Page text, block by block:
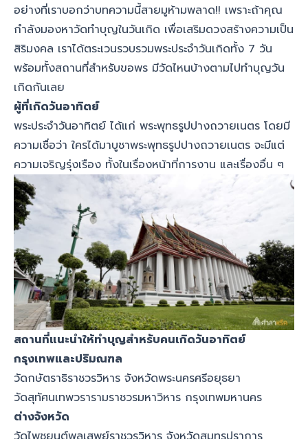
อย่างที่เราบอกว่าบทความนี้สายมูห้ามพลาด!! เพราะถ้าคุณ
กำลังมองหาวัดทำบุญในวันเกิด เพื่อเสริมดวงสร้างความเป็น
สิริมงคล เราได้ตระเวนรวบรวมพระประจำวันเกิดทั้ง 7 วัน
พร้อมทั้งสถานที่สำหรับขอพร มีวัดไหนบ้างตามไปทำบุญวัน
เกิดกันเลย
ผู้ที่เกิดวันอาทิตย์
พระประจำวันอาทิตย์ ได้แก่ พระพุทธรูปปางถวายเนตร โดยมี
ความเชื่อว่า ใครได้มาบูชาพระพุทธรูปปางถวายเนตร จะมีแต่
ความเจริญรุ่งเรือง ทั้งในเรื่องหน้าที่การงาน และเรื่องอื่น ๆ
สถานที่แนะนำให้ทำบุญสำหรับคนเกิดวันอาทิตย์
กรุงเทพและปริมณฑล
วัดกษัตราธิราชวรวิหาร จังหวัดพระนครศรีอยุธยา
วัดสุทัศนเทพวรารามราชวรมหาวิหาร กรุงเทพมหานคร
ต่างจังหวัด